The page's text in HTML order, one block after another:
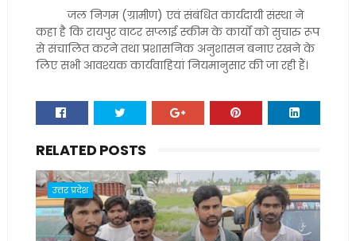
जल निगम (ग्रामीण) एवं संबंधित कार्यदायी संस्था ने
कहा है कि रायपुर वाटर सप्लाई स्कीम के कार्यों को सुचारु रूप
से संचालित करने तथा प्रशासनिक अनुशासन बनाए रखने के
लिए सभी आवश्यक कार्यवाहियां नियमानुसार की जा रही हैं।
RELATED POSTS
उत्तर प्रदेश